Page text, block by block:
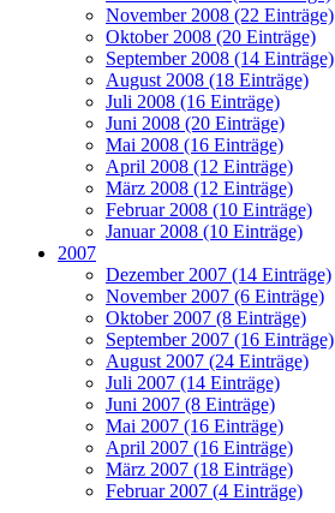
November 2008 (22 Einträge)
Oktober 2008 (20 Einträge)
September 2008 (14 Einträge)
August 2008 (18 Einträge)
Juli 2008 (16 Einträge)
Juni 2008 (20 Einträge)
Mai 2008 (16 Einträge)
April 2008 (12 Einträge)
März 2008 (12 Einträge)
Februar 2008 (10 Einträge)
Januar 2008 (10 Einträge)
2007
Dezember 2007 (14 Einträge)
November 2007 (6 Einträge)
Oktober 2007 (8 Einträge)
September 2007 (16 Einträge)
August 2007 (24 Einträge)
Juli 2007 (14 Einträge)
Juni 2007 (8 Einträge)
Mai 2007 (16 Einträge)
April 2007 (16 Einträge)
März 2007 (18 Einträge)
Februar 2007 (4 Einträge)